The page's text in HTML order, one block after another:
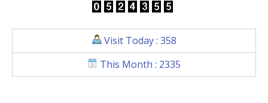
Visit Today : 358
This Month : 2335